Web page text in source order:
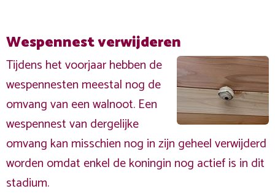
Wespennest verwijderen
Tijdens het voorjaar hebben de
wespennesten meestal nog de
omvang van een walnoot. Een
wespennest van dergelijke
omvang kan misschien nog in zijn geheel verwijderd
worden omdat enkel de koningin nog actief is in dit
stadium.